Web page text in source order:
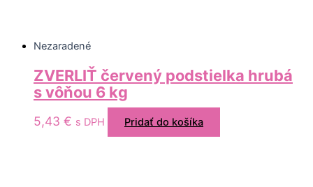
Nezaradené
ZVERLIŤ červený podstielka hrubá
s vôňou 6 kg
5,43 € s DPH Pridať do košíka